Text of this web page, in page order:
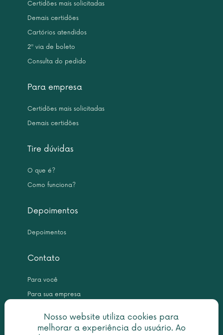
Nosso website utiliza cookies para
melhorar a experiência do usuário. Ao
Certidões mais solicitadas
Demais certidões
Cartórios atendidos
2ª via de boleto
Consulta do pedido
Para empresa
Certidões mais solicitadas
Demais certidões
Tire dúvidas
O que é?
Como funciona?
Depoimentos
Depoimentos
Contato
Para você
Para sua empresa